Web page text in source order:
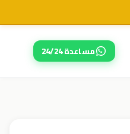
مساعدة 24/24